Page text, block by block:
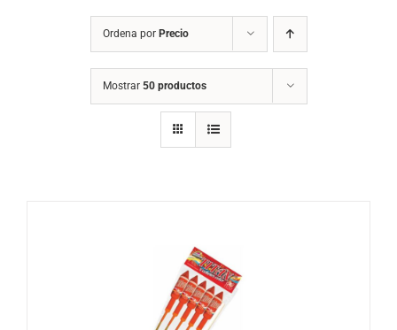
Ordena por Precio
Mostrar 50 productos